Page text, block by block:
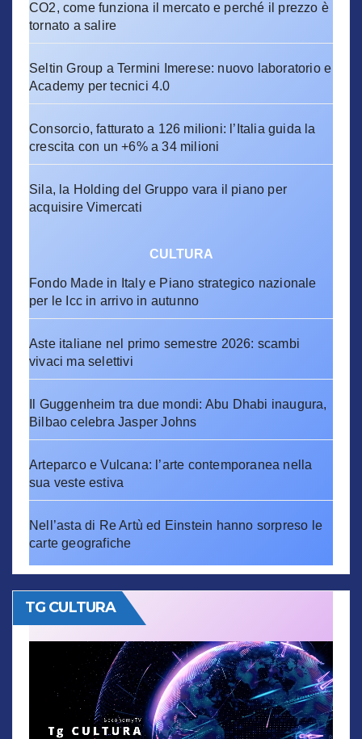
CO2, come funziona il mercato e perché il prezzo è
tornato a salire
Seltin Group a Termini Imerese: nuovo laboratorio e
Academy per tecnici 4.0
Consorcio, fatturato a 126 milioni: l’Italia guida la
crescita con un +6% a 34 milioni
Sila, la Holding del Gruppo vara il piano per
acquisire Vimercati
CULTURA
Fondo Made in Italy e Piano strategico nazionale
per le Icc in arrivo in autunno
Aste italiane nel primo semestre 2026: scambi
vivaci ma selettivi
Il Guggenheim tra due mondi: Abu Dhabi inaugura,
Bilbao celebra Jasper Johns
Arteparco e Vulcana: l’arte contemporanea nella
sua veste estiva
Nell’asta di Re Artù ed Einstein hanno sorpreso le
carte geografiche
TG CULTURA